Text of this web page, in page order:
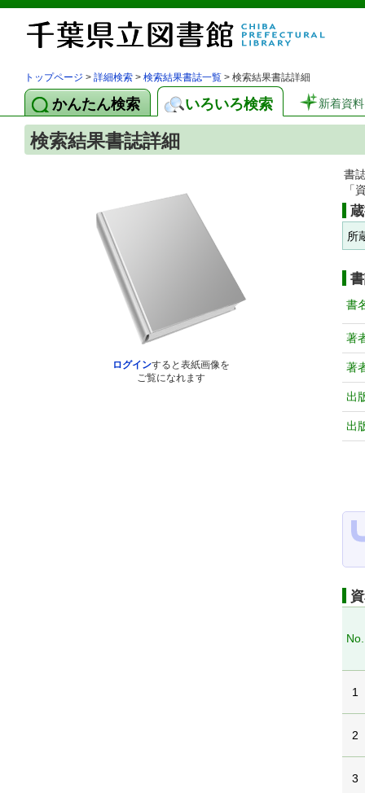
トップページ > 詳細検索 > 検索結果書誌一覧 > 検索結果書誌詳細
かんたん検索 いろいろ検索 新着資料
検索結果書誌詳細
ログインすると表紙画像を
ご覧になれます
書
「
所
書
著
著
出
出
No.
1
2
3